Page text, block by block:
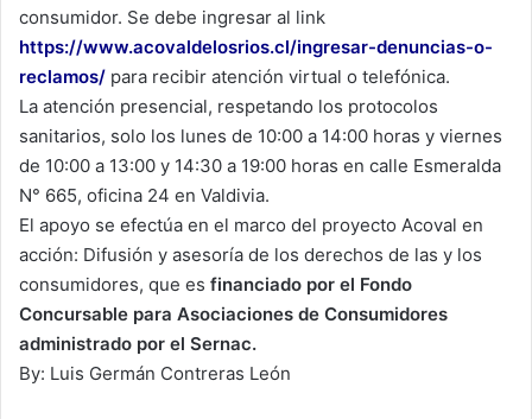
consumidor. Se debe ingresar al link
https://www.acovaldelosrios.cl/ingresar-denuncias-o-
reclamos/ para recibir atención virtual o telefónica.
La atención presencial, respetando los protocolos
sanitarios, solo los lunes de 10:00 a 14:00 horas y viernes
de 10:00 a 13:00 y 14:30 a 19:00 horas en calle Esmeralda
N° 665, oficina 24 en Valdivia.
El apoyo se efectúa en el marco del proyecto Acoval en
acción: Difusión y asesoría de los derechos de las y los
consumidores, que es financiado por el Fondo
Concursable para Asociaciones de Consumidores
administrado por el Sernac.
By: Luis Germán Contreras León